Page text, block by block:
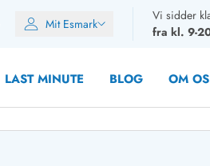
Mit Esmark
Vi sidder
fra kl. 9-
LAST MINUTE BLOG OM OS